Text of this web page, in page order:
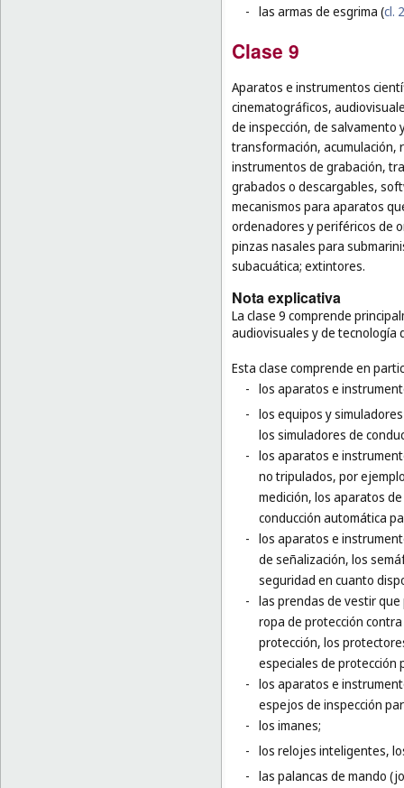
- las armas de esgrima (cl.
Clase 9
Aparatos e instrumentos
cinematográficos,
de inspección, de salvamento
transformación, acumulación,
instrumentos de grabación,
grabados o descargables,
mecanismos para aparatos
ordenadores y periféricos de
pinzas nasales para
subacuática; extintores.
Nota explicativa
La clase 9 comprende
audiovisuales y de tecnología
Esta clase comprende en
- los aparatos e
- los equipos y
los simuladores de
- los aparatos e
no tripulados, por
medición, los aparatos
conducción automática
- los aparatos e
de señalización, los
seguridad en cuanto
- las prendas de vestir
ropa de protección
protección, los
especiales de
- los aparatos e
espejos de inspección
- los imanes;
- los relojes inteligentes,
- las palancas de mando